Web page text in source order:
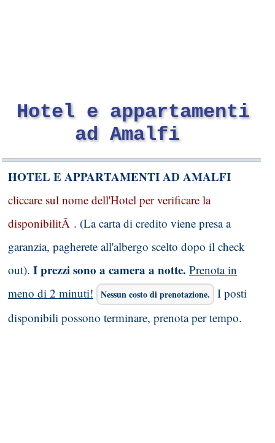
Hotel e appartamenti
ad Amalfi
HOTEL E APPARTAMENTI AD AMALFI
cliccare sul nome dell'Hotel per verificare la
disponibilitÃ . (La carta di credito viene presa a
garanzia, pagherete all'albergo scelto dopo il check
out). I prezzi sono a camera a notte. Prenota in
meno di 2 minuti!
Nessun costo di prenotazione.
I posti
disponibili possono terminare, prenota per tempo.